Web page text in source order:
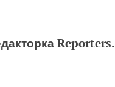
Reporters.